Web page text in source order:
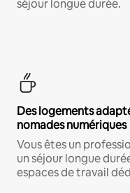
séjour longue durée.
Des logements
nomades numériques
Vous êtes un
un séjour longue
espaces de travail